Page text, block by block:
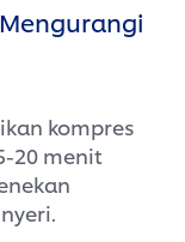
kompres
20 menit